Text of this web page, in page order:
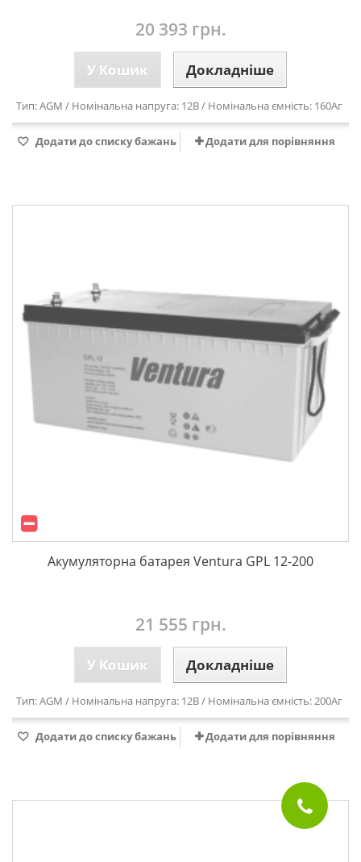
20 393 грн.
У Кошик Докладніше
Тип: AGM / Номінальна напруга: 12В / Номінальна ємність: 160Аг
Додати до списку бажань Додати для порівняння
Акумуляторна батарея Ventura GPL 12-200
21 555 грн.
У Кошик Докладніше
Тип: AGM / Номінальна напруга: 12В / Номінальна ємність: 200Аг
Додати до списку бажань Додати для порівняння